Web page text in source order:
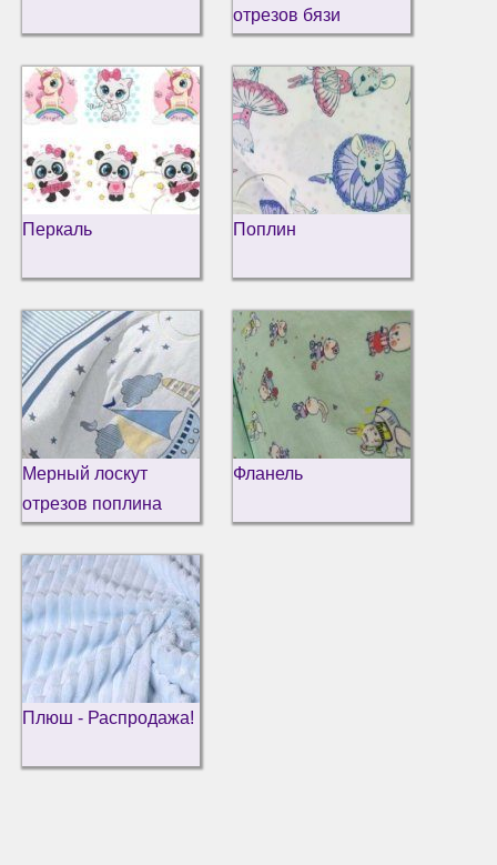
отрезов бязи
Перкаль Поплин
Мерный лоскут
отрезов поплина
Фланель
Плюш - Распродажа!